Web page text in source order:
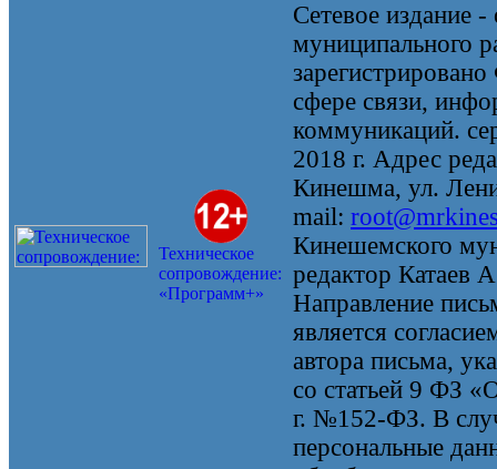
Техническое
сопровождение:
«Программ+»
Сетевое издание
муниципального
сфере связи,
коммуникаций.
2018 г. Адрес
Кинешма, ул.
mail:
Кинешемского
редактор Катаев
Направление
является
автора письма,
со статьей 9 ФЗ
г. №152-ФЗ. В
персональные